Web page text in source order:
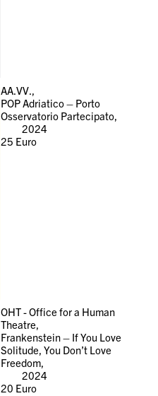
AA.VV.,
POP Adriatico – Porto
Osservatorio Partecipato,
2024
25 Euro
OHT - Office for a Human
Theatre,
Frankenstein – If You Love
Solitude, You Don’t Love
Freedom,
2024
20 Euro